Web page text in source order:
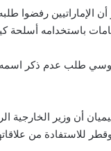
الإماراتيين رفضوا
باستخدامه أسلحة
طلب عدم ذكر اسمه
أن وزير الخارجية
للاستفادة من